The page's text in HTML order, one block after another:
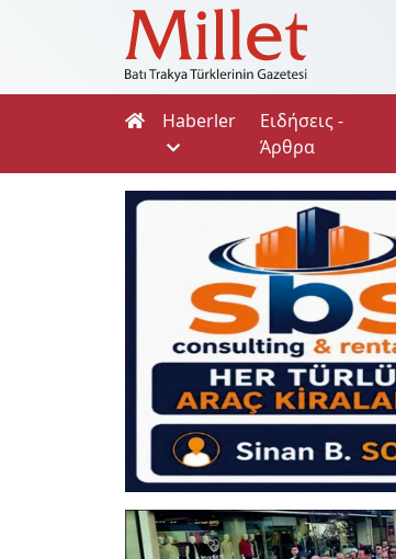
Haberler
Ειδήσεις -
Άρθρα